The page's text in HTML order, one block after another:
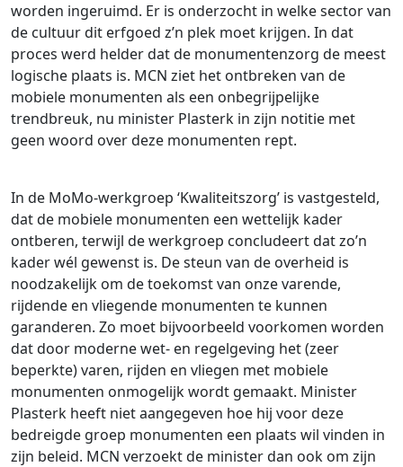
worden ingeruimd. Er is onderzocht in welke sector van
de cultuur dit erfgoed z’n plek moet krijgen. In dat
proces werd helder dat de monumentenzorg de meest
logische plaats is. MCN ziet het ontbreken van de
mobiele monumenten als een onbegrijpelijke
trendbreuk, nu minister Plasterk in zijn notitie met
geen woord over deze monumenten rept.
In de MoMo-werkgroep ‘Kwaliteitszorg’ is vastgesteld,
dat de mobiele monumenten een wettelijk kader
ontberen, terwijl de werkgroep concludeert dat zo’n
kader wél gewenst is. De steun van de overheid is
noodzakelijk om de toekomst van onze varende,
rijdende en vliegende monumenten te kunnen
garanderen. Zo moet bijvoorbeeld voorkomen worden
dat door moderne wet- en regelgeving het (zeer
beperkte) varen, rijden en vliegen met mobiele
monumenten onmogelijk wordt gemaakt. Minister
Plasterk heeft niet aangegeven hoe hij voor deze
bedreigde groep monumenten een plaats wil vinden in
zijn beleid. MCN verzoekt de minister dan ook om zijn